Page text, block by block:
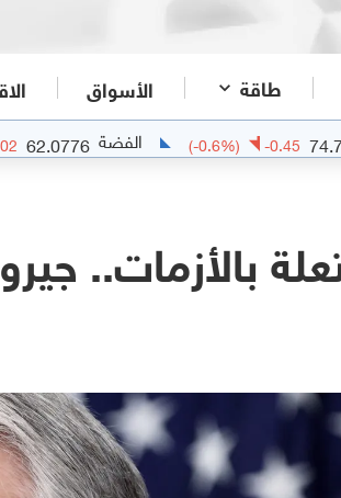
طاقة الأسواق
(-0.6 %) الفضة 62.0776
-0.0002
%)
بالأزمات..